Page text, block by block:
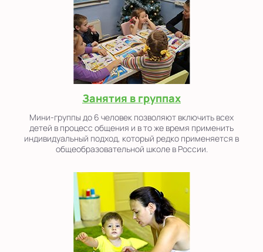
Занятия в группах
Мини-группы до 6 человек позволяют включить всех
детей в процесс общения и в то же время применить
индивидуальный подход, который редко применяется в
общеобразовательной школе в России.